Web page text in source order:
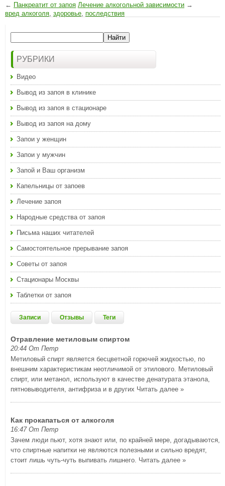
← Панкреатит от запоя Лечение алкогольной зависимости →
вред алкоголя здоровье последствия
РУБРИКИ
Видео
Вывод из запоя в клинике
Вывод из запоя в стационаре
Вывод из запоя на дому
Запои у женщин
Запои у мужчин
Запой и Ваш организм
Капельницы от запоев
Лечение запоя
Народные средства от запоя
Письма наших читателей
Самостоятельное прерывание запоя
Советы от запоя
Стационары Москвы
Таблетки от запоя
Записи Отзывы Теги
Отравление метиловым спиртом
20:44 От Петр
Метиловый спирт является бесцветной горючей жидкостью, по
внешним характеристикам неотличимой от этилового. Метиловый
спирт, или метанол, используют в качестве денатурата этанола,
пятновыводителя, антифриза и в других Читать далее »
Как прокапаться от алкоголя
16:47 От Петр
Зачем люди пьют, хотя знают или, по крайней мере, догадываются,
что спиртные напитки не являются полезными и сильно вредят,
стоит лишь чуть-чуть выпивать лишнего. Читать далее »